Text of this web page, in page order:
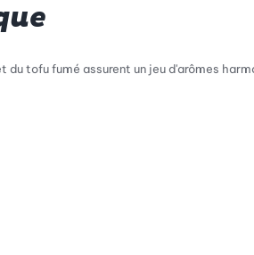
tofu fumé assurent un jeu d'arômes
Green Betty